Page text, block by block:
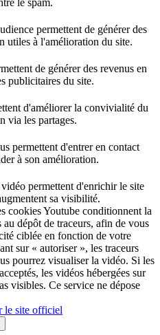
le spam.
permettent de générer des
utiles à l'amélioration du site.
de générer des revenus en
publicitaires du site.
d'améliorer la convivialité du
via les partages.
permettent d'entrer en contact
à son amélioration.
permettent d'enrichir le site
sa visibilité.
cookies Youtube conditionnent la
au dépôt de traceurs, afin de vous
ciblée en fonction de votre
sur « autoriser », les traceurs
pourrez visualiser la vidéo. Si les
les vidéos hébergées sur
visibles. Ce service ne dépose
le site officiel